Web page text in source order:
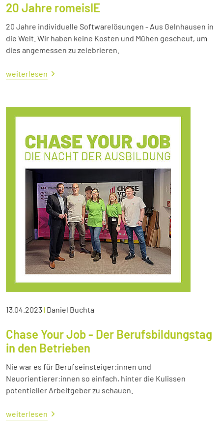
20 Jahre romeisIE
20 Jahre individuelle Softwarelösungen - Aus Gelnhausen in
die Welt. Wir haben keine Kosten und Mühen gescheut, um
dies angemessen zu zelebrieren.
weiterlesen
13.04.2023| Daniel Buchta
Chase Your Job - Der Berufsbildungstag
in den Betrieben
Nie war es für Berufseinsteiger:innen und
Neuorientierer:innen so einfach, hinter die Kulissen
potentieller Arbeitgeber zu schauen.
weiterlesen